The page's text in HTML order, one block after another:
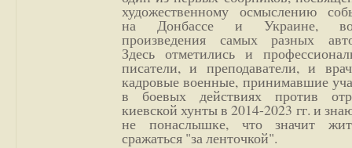
художественному осмыслению
на Донбассе и Украине,
произведения самых разных
Здесь отметились и
писатели, и преподаватели, и
кадровые военные, принимавшие
в боевых действиях против
киевской хунты в 2014-2023 гг. и
не понаслышке, что значит
сражаться "за ленточкой".